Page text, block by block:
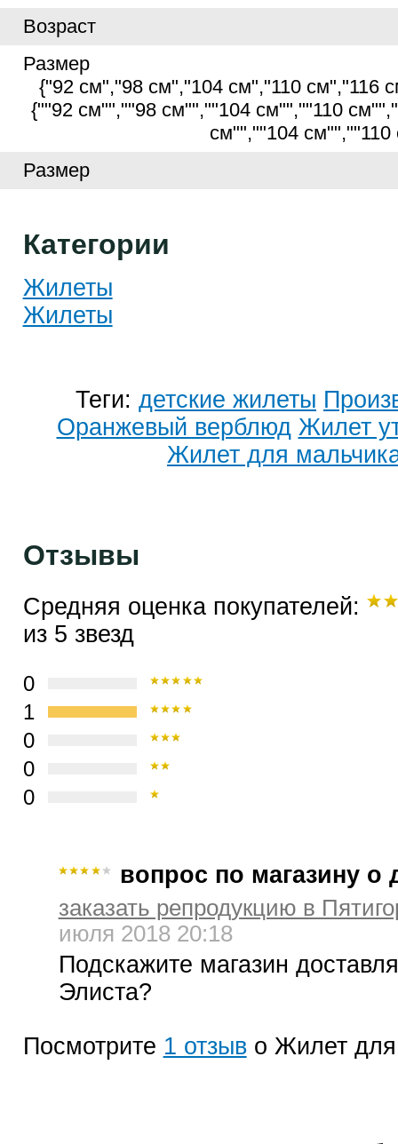
Возраст
Размер
{"92 см","98 см","104 см","110 см","116
{""92 см"",""98 см"",""104 см"",""110
см"",""104
Размер
Категории
Жилеты
Жилеты
Теги: детские жилеты
Оранжевый верблюд Жилет
Жилет для
Отзывы
Средняя оценка покупателей:
из 5 звезд
0
1
0
0
0
вопрос по магазину о
заказать репродукцию в
июля 2018 20:18
Подскажите магазин
Элиста?
Посмотрите 1 отзыво Жилет для